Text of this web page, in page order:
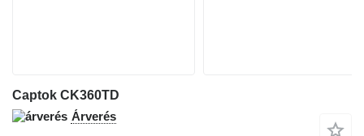
Captok CK360TD
Árverés